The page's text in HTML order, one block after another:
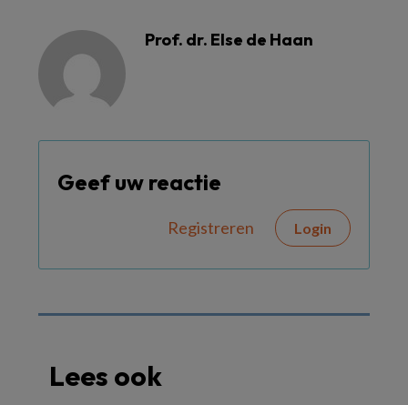
Prof. dr. Else de Haan
Geef uw reactie
Registreren Login
Lees ook